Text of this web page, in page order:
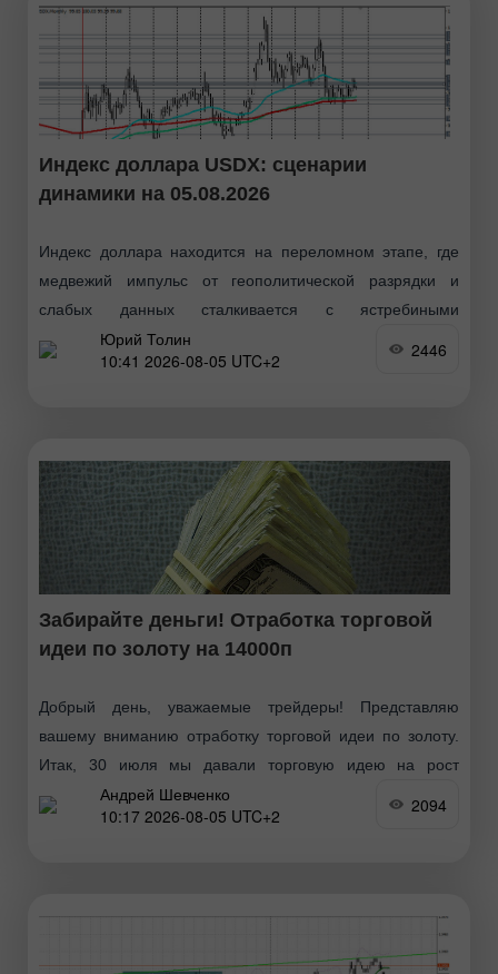
Индекс доллара USDX: сценарии
динамики на 05.08.2026
Индекс доллара находится на переломном этапе, где
медвежий импульс от геополитической разрядки и
слабых данных сталкивается с ястребиными
ожиданиями в отношении ФРС. Ключевой уровень
99.70–99.60 станет главным водоразделом для
Юрий Толин
10:41 2026-08-05 UTC+2
2446
Забирайте деньги! Отработка торговой
идеи по золоту на 14000п
Добрый день, уважаемые трейдеры! Представляю
вашему вниманию отработку торговой идеи по золоту.
Итак, 30 июля мы давали торговую идею на рост
котировок золота по следующей схеме: Сегодня утром
котировки инструмента
Андрей Шевченко
10:17 2026-08-05 UTC+2
2094